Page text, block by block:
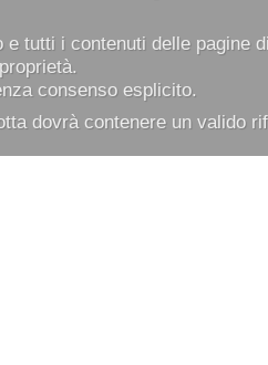
tutti i contenuti delle pagine
consenso esplicito.
dovrà contenere un valido